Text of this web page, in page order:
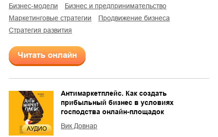
бизнес-модели
бизнес и предпринимательство
маркетинговые стратегии
продвижение бизнеса
стратегия развития
Читать онлайн
AУДИО
Антимаркетплейс. Как создать
прибыльный бизнес в условиях
господства онлайн-площадок
Вик Довнар